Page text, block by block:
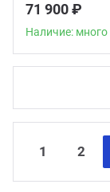
71 900 ₽
Наличие: много
1 2